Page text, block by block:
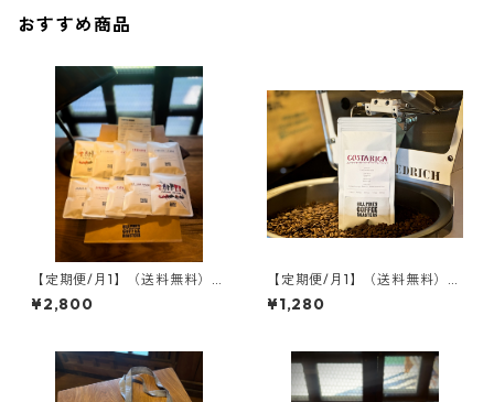
おすすめ商品
【定期便/月1】（送料無料）ド
リップバッグ10袋セット 5種
類×2
¥2,800
【定期便/月1】（送料無料）コ
スタリカ・カンデリージャ農
園 100g〜300g
¥1,280